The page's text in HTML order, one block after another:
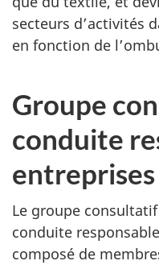
secteurs d’activités
en fonction de
Groupe
conduite
entreprises
Le groupe
conduite
composé de